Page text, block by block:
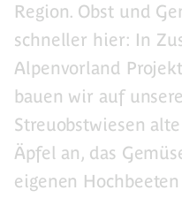
Region. Obst und
schneller hier: In
Alpenvorland
bauen wir auf
Streuobstwiesen
Äpfel an, das
eigenen